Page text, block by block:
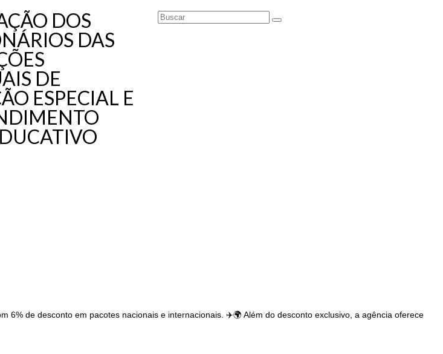
DOS
DAS
DE
ESPECIAL E
6% de desconto em pacotes nacionais e internacionais. ✈️🌍 Além do desconto exclusivo, a agência oferece